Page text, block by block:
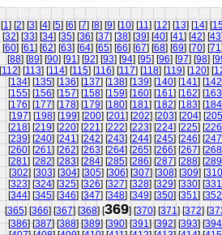
[1] [2] [3] [4] [5] [6] [7] [8] [9] [10] [11] [12] [13] [14] [
[32] [33] [34] [35] [36] [37] [38] [39] [40] [41] [42] [43
[60] [61] [62] [63] [64] [65] [66] [67] [68] [69] [70] [71
[88] [89] [90] [91] [92] [93] [94] [95] [96] [97] [98] [
[112] [113] [114] [115] [116] [117] [118] [119] [120] [
[134] [135] [136] [137] [138] [139] [140] [141] [142
[155] [156] [157] [158] [159] [160] [161] [162] [163
[176] [177] [178] [179] [180] [181] [182] [183] [184
[197] [198] [199] [200] [201] [202] [203] [204] [205
[218] [219] [220] [221] [222] [223] [224] [225] [226
[239] [240] [241] [242] [243] [244] [245] [246] [247
[260] [261] [262] [263] [264] [265] [266] [267] [268
[281] [282] [283] [284] [285] [286] [287] [288] [289
[302] [303] [304] [305] [306] [307] [308] [309] [310
[323] [324] [325] [326] [327] [328] [329] [330] [331
[344] [345] [346] [347] [348] [349] [350] [351] [352
[365] [366] [367] [368] [369] [370] [371] [372] [
[386] [387] [388] [389] [390] [391] [392] [393] [394